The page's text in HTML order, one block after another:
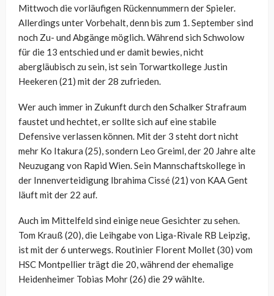
Mittwoch die vorläufigen Rückennummern der Spieler.
Allerdings unter Vorbehalt, denn bis zum 1. September sind
noch Zu- und Abgänge möglich. Während sich Schwolow
für die 13 entschied und er damit bewies, nicht
abergläubisch zu sein, ist sein Torwartkollege Justin
Heekeren (21) mit der 28 zufrieden.
Wer auch immer in Zukunft durch den Schalker Strafraum
faustet und hechtet, er sollte sich auf eine stabile
Defensive verlassen können. Mit der 3 steht dort nicht
mehr Ko Itakura (25), sondern Leo Greiml, der 20 Jahre alte
Neuzugang von Rapid Wien. Sein Mannschaftskollege in
der Innenverteidigung Ibrahima Cissé (21) von KAA Gent
läuft mit der 22 auf.
Auch im Mittelfeld sind einige neue Gesichter zu sehen.
Tom Krauß (20), die Leihgabe von Liga-Rivale RB Leipzig,
ist mit der 6 unterwegs. Routinier Florent Mollet (30) vom
HSC Montpellier trägt die 20, während der ehemalige
Heidenheimer Tobias Mohr (26) die 29 wählte.